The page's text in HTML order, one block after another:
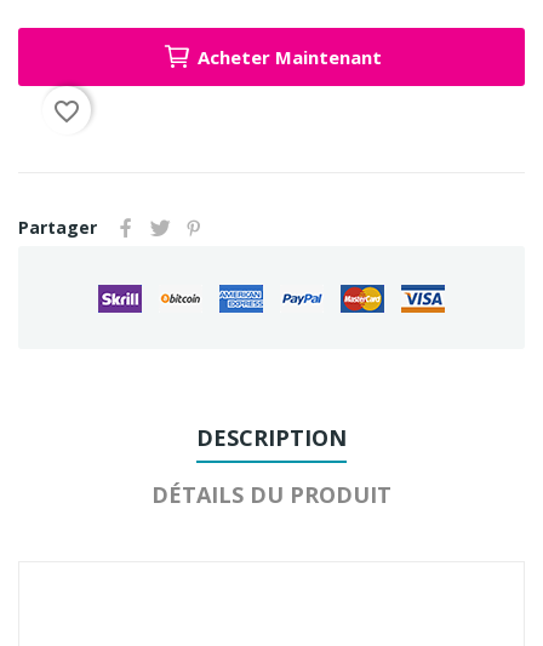
Acheter Maintenant
favorite_border
Partager
DESCRIPTION
DÉTAILS DU PRODUIT